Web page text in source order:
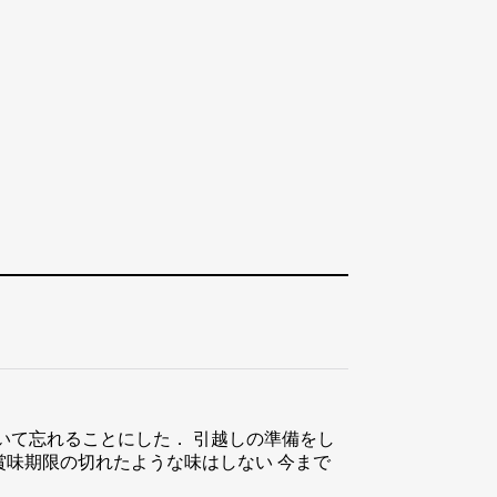
忘れることにした． 引越しの準備をし
期限の切れたような味はしない 今まで